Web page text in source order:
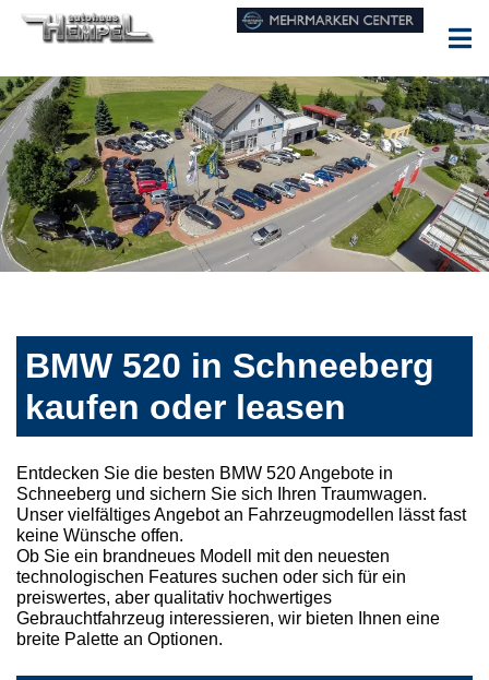
BMW 520 in Schneeberg
kaufen oder leasen
Entdecken Sie die besten BMW 520 Angebote in
Schneeberg und sichern Sie sich Ihren Traumwagen.
Unser vielfältiges Angebot an Fahrzeugmodellen lässt fast
keine Wünsche offen.
Ob Sie ein brandneues Modell mit den neuesten
technologischen Features suchen oder sich für ein
preiswertes, aber qualitativ hochwertiges
Gebrauchtfahrzeug interessieren, wir bieten Ihnen eine
breite Palette an Optionen.